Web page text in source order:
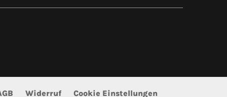
Widerruf Cookie Einstellungen